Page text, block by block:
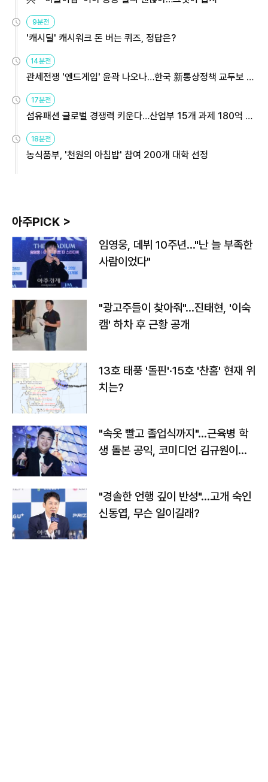
9분전
'캐시딜' 캐시워크 돈 버는 퀴즈, 정답은?
14분전
관세전쟁 '엔드게임' 윤곽 나오나…한국 新통상정책 교두보 활
용해야
17분전
섬유패션 글로벌 경쟁력 키운다…산업부 15개 과제 180억 지
원
18분전
농식품부, '천원의 아침밥' 참여 200개 대학 선정
아주PICK >
임영웅, 데뷔 10주년…"난 늘 부족한
사람이었다"
"광고주들이 찾아줘"…진태현, '이숙
캠' 하차 후 근황 공개
13호 태풍 '돌핀'·15호 '찬홈' 현재 위
치는?
"속옷 빨고 졸업식까지"…근육병 학
생 돌본 공익, 코미디언 김규원이었
"경솔한 언행 깊이 반성"…고개 숙인
신동엽, 무슨 일이길래?